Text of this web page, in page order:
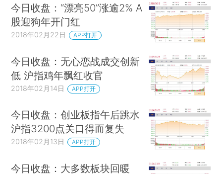
今日收盘：“漂亮50”涨逾2% A
股迎狗年开门红
2018年02月22日 APP打开
今日收盘：无心恋战成交创新
低 沪指鸡年飘红收官
2018年02月14日 APP打开
今日收盘：创业板指午后跳水
沪指3200点关口得而复失
2018年02月13日 APP打开
今日收盘：大多数板块回暖